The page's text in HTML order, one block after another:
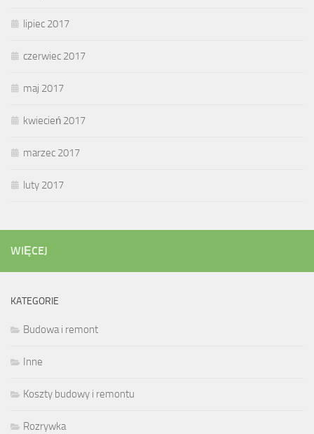
lipiec 2017
czerwiec 2017
maj 2017
kwiecień 2017
marzec 2017
luty 2017
WIĘCEJ
KATEGORIE
Budowa i remont
Inne
Koszty budowy i remontu
Rozrywka